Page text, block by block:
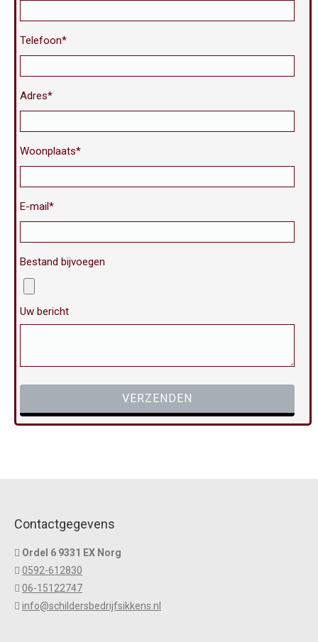
Telefoon*
Adres*
Woonplaats*
E-mail*
Bestand bijvoegen
Uw bericht
Gelieve dit veld leeg te laten.
Contactgegevens
Ordel 6 9331 EX Norg
0592-612830
06-15122747
info@schildersbedrijfsikkens.nl